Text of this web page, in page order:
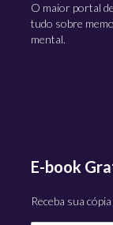
O maior portal
tudo sobre
mental.
E-book
Receba sua